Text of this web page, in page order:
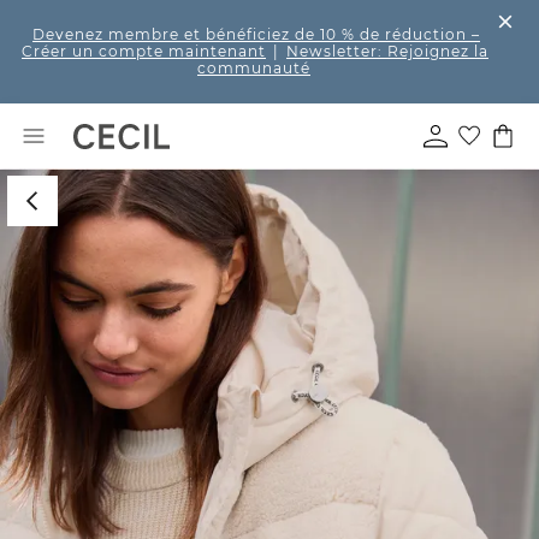
Devenez membre et bénéficiez de 10 % de réduction –
Créer un compte maintenant
Newsletter: Rejoignez la
communauté